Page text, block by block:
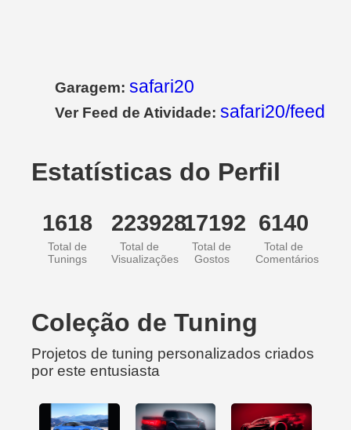
Garagem: safari20
Ver Feed de Atividade: safari20/feed
Estatísticas do Perfil
1618
Total de
Tunings
223928
Total de
Visualizações
17192
Total de
Gostos
6140
Total de
Comentários
Coleção de Tuning
Projetos de tuning personalizados criados
por este entusiasta